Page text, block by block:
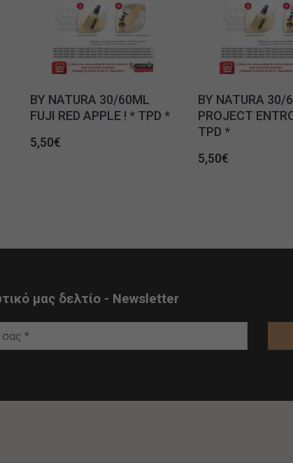
BY NATURA 30/60ML
FUJI RED APPLE ! * TPD *
5,50€
BY NATURA 30/
PROJECT
TPD *
5,50€
μας δελτίο - Newsletter